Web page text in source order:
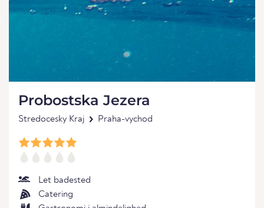
Probostska Jezera
Stredocesky Kraj Praha-vychod
Let badested
Catering